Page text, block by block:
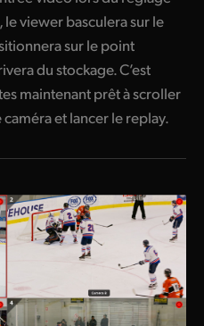
le viewer basculera sur le
sur le point
du stockage. C’est
maintenant prêt à scroller
et lancer le replay.